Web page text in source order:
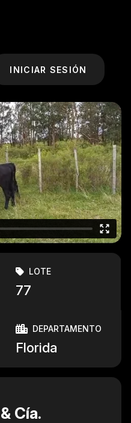
INICIAR SESIÓN
LOTE
77
DEPARTAMENTO
Florida
Cía.